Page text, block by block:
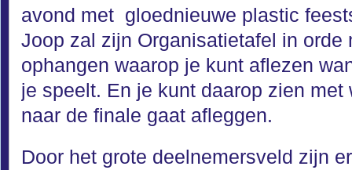
avond met gloednieuwe plastic
Joop zal zijn Organisatietafel in orde
ophangen waarop je kunt aflezen
je speelt. En je kunt daarop zien met
naar de finale gaat afleggen.
Door het grote deelnemersveld zijn